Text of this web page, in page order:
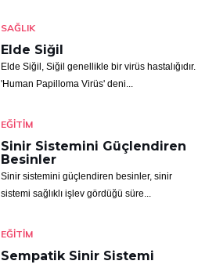
SAĞLIK
Elde Siğil
Elde Siğil, Siğil genellikle bir virüs hastalığıdır.
'Human Papilloma Virüs' deni...
EĞITIM
Sinir Sistemini Güçlendiren
Besinler
Sinir sistemini güçlendiren besinler, sinir
sistemi sağlıklı işlev gördüğü süre...
EĞITIM
Sempatik Sinir Sistemi